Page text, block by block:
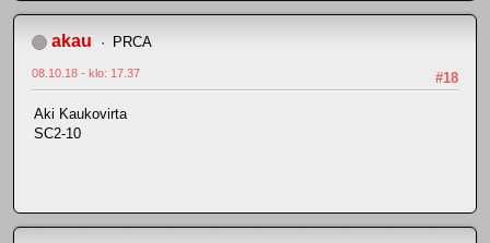
akau PRCA
#18
08.10.18 - klo: 17.37
Aki Kaukovirta
SC2-10